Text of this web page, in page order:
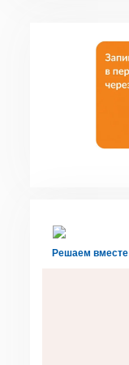
Решаем вместе